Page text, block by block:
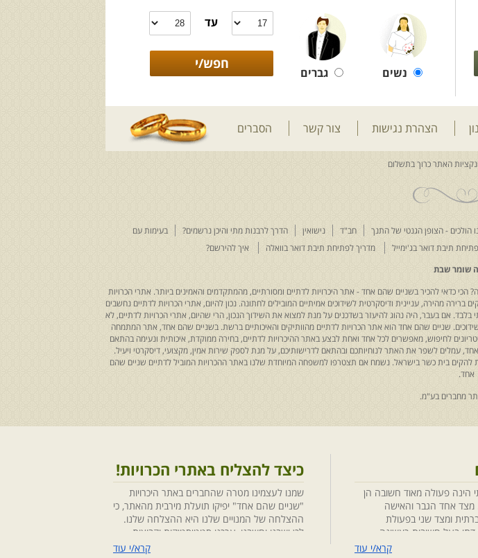
נשים גברים
עד
הצהרת נגישות צור קשר הסברים
הולכים - הצופן הגנטי של התנך חב"ד נישואין הדרך לרבנות מתי והיכן נרשמים?
בעימות עם
תיבת דואר בג'ימייל מדריך לפתיחת תיבת דואר בוואלה
איך להירשם?
שומר שבת
כדאי להכיר בשניים שהם אחד - אתר היכרויות לדתיים ומסורתיים, מהמתקדמים והאמינים ביותר. אתרי הכרויות
מהירה, עניינית ודיסקרטית לשידוכים אמיתיים המובילים לחתונה. נכון להיום, אתרי הכרויות לדתיים נחשבים
בלבד. אם בעבר, היה נהוג להיעזר בשדכנים על מנת למצוא את השידוך הנכון, הרי שהיום, אתרי הכרויות לדתיים, לא
שניים שהם אחד הוא אתר הכרויות לדתיים מהוותיקים והאיכותיים ברשת. בשניים שהם אחד, אתר המתמחה
לחיפוש, מאפשרים לכל אחד ואחת לבצע באתר ההיכרויות לדתיים, בחירה ממוקדת, איכותית ונעימה בהתאם
עמלים לשפר את האתר לנוחיותכם ובהתאם לדרישותיכם, על מנת לספק שירות אמין, מקצועי, דיסקרטי ויעיל.
להקים בית כשר בישראל. נשמח אם תצטרפו למשפחה המיוחדת שלנו באתר ההכרויות המוביל לדתיים שניים שהם
אחד.
פעולה מאוד חשובה הן
מצד אחד הגבר והאישה
ומצד שני בפעולת
בעל חשיבות ראשונה
זה שגם הגורמים למפגשקרא/י עוד
כיצד להצליח באתרי הכרויות!
שמנו לעצמינו מטרה שהחברים באתר היכרויות
"שניים שהם אחד" יפיקו תועלת מירבית מהאתר, כי
ההצלחה של המנויים שלנו היא ההצלחה שלנו.
לכן ישבנו וחשבנו ,ערכנו סטטיסטיקות וקבוצות
מיקוד, בחנו התנהגויות ומגמות והמסקנה החדקרא/י עוד